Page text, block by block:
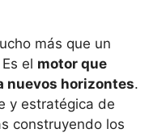
más que un
el motor que
nuevos horizontes.
y estratégica de
construyendo los